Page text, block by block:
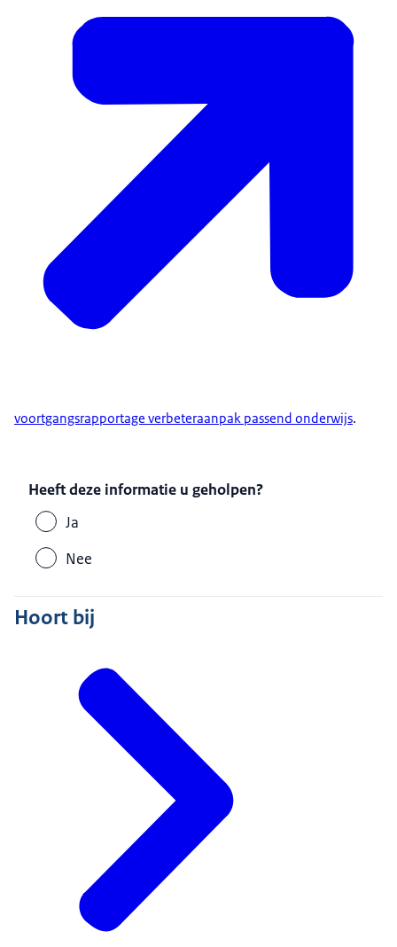
voortgangsrapportage verbeteraanpak passend onderwijs.
Heeft deze informatie u geholpen?
Ja
Nee
Hoort bij